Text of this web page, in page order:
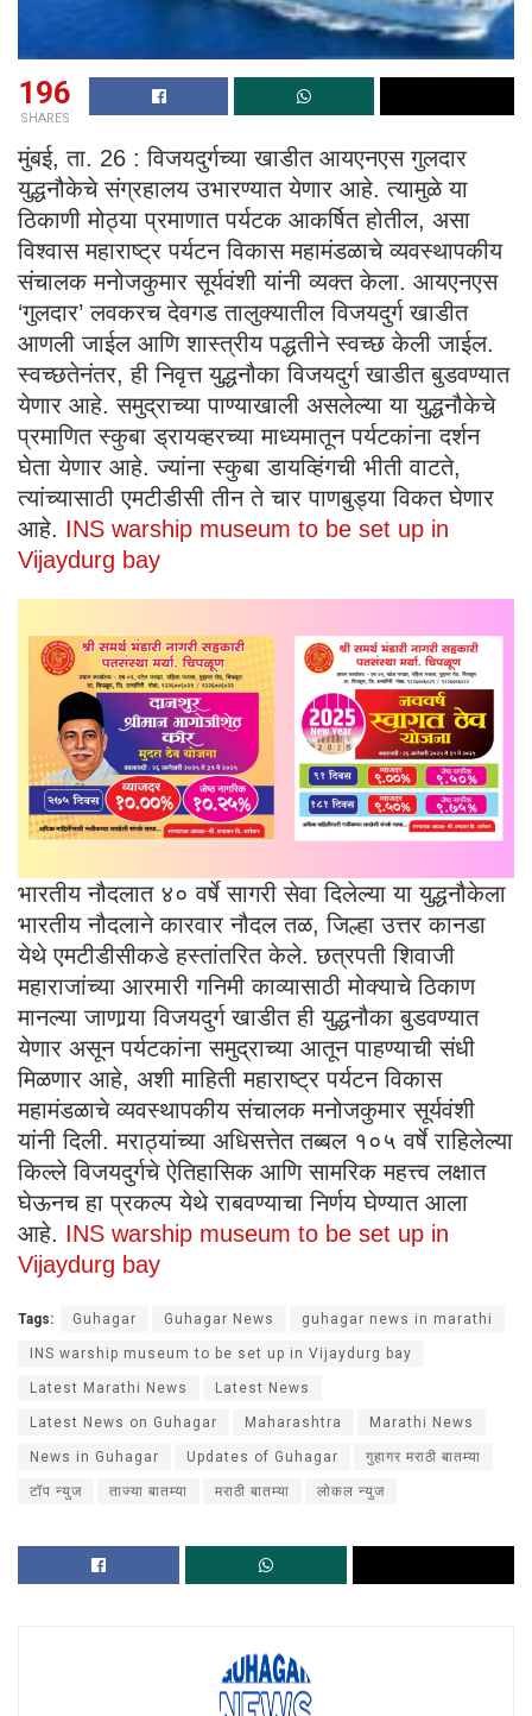
196
SHARES
मुंबई, ता. 26 : विजयदुर्गच्या खाडीत आयएनएस गुलदार
युद्धनौकेचे संग्रहालय उभारण्यात येणार आहे. त्यामुळे या
ठिकाणी मोठ्या प्रमाणात पर्यटक आकर्षित होतील, असा
विश्वास महाराष्ट्र पर्यटन विकास महामंडळाचे व्यवस्थापकीय
संचालक मनोजकुमार सूर्यवंशी यांनी व्यक्त केला. आयएनएस
‘गुलदार’ लवकरच देवगड तालुक्यातील विजयदुर्ग खाडीत
आणली जाईल आणि शास्त्रीय पद्धतीने स्वच्छ केली जाईल.
स्वच्छतेनंतर, ही निवृत्त युद्धनौका विजयदुर्ग खाडीत बुडवण्यात
येणार आहे. समुद्राच्या पाण्याखाली असलेल्या या युद्धनौकेचे
प्रमाणित स्कुबा ड्रायव्हरच्या माध्यमातून पर्यटकांना दर्शन
घेता येणार आहे. ज्यांना स्कुबा डायव्हिंगची भीती वाटते,
त्यांच्यासाठी एमटीडीसी तीन ते चार पाणबुड्या विकत घेणार
आहे. INS warship museum to be set up in
Vijaydurg bay
भारतीय नौदलात ४० वर्षे सागरी सेवा दिलेल्या या युद्धनौकेला
भारतीय नौदलाने कारवार नौदल तळ, जिल्हा उत्तर कानडा
येथे एमटीडीसीकडे हस्तांतरित केले. छत्रपती शिवाजी
महाराजांच्या आरमारी गनिमी काव्यासाठी मोक्याचे ठिकाण
मानल्या जाणार्‍या विजयदुर्ग खाडीत ही युद्धनौका बुडवण्यात
येणार असून पर्यटकांना समुद्राच्या आतून पाहण्याची संधी
मिळणार आहे, अशी माहिती महाराष्ट्र पर्यटन विकास
महामंडळाचे व्यवस्थापकीय संचालक मनोजकुमार सूर्यवंशी
यांनी दिली. मराठ्यांच्या अधिसत्तेत तब्बल १०५ वर्षे राहिलेल्या
किल्ले विजयदुर्गचे ऐतिहासिक आणि सामरिक महत्त्व लक्षात
घेऊनच हा प्रकल्प येथे राबवण्याचा निर्णय घेण्यात आला
आहे. INS warship museum to be set up in
Vijaydurg bay
Tags: Guhagar Guhagar News guhagar news in marathi
INS warship museum to be set up in Vijaydurg bay
Latest Marathi News Latest News
Latest News on Guhagar Maharashtra Marathi News
News in Guhagar Updates of Guhagar गुहागर मराठी बातम्या
टॉप न्युज ताज्या बातम्या मराठी बातम्या लोकल न्युज